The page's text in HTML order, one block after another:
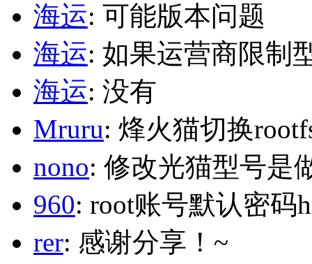
海运: 可能版本问题
海运: 如果运营商限制
海运: 没有
Mruru: 烽火猫切换
nono: 修改光猫型号是
960: root账号默认密码
rer: 感谢分享！~